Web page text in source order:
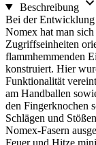
Beschreibung
Bei der Entwicklung
Nomex hat man
Zugriffseinheiten
flammhemmenden
konstruiert. Hier
Funktionalität
am Handballen
den Fingerknochen
Schlägen und
Nomex-Fasern
Feuer und Hitze